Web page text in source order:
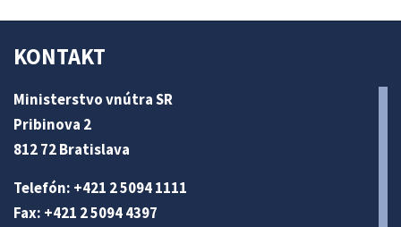
KONTAKT
Ministerstvo vnútra SR
Pribinova 2
812 72 Bratislava
Telefón: +421 2 5094 1111
Fax: +421 2 5094 4397